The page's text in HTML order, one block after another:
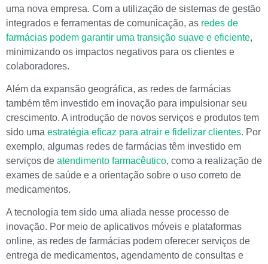
uma nova empresa. Com a utilização de sistemas de gestão
integrados e ferramentas de comunicação, as redes de
farmácias podem garantir uma transição suave e eficiente,
minimizando os impactos negativos para os clientes e
colaboradores.
Além da expansão geográfica, as redes de farmácias
também têm investido em inovação para impulsionar seu
crescimento. A introdução de novos serviços e produtos tem
sido uma estratégia eficaz para atrair e fidelizar clientes. Por
exemplo, algumas redes de farmácias têm investido em
serviços de atendimento farmacêutico, como a realização de
exames de saúde e a orientação sobre o uso correto de
medicamentos.
A tecnologia tem sido uma aliada nesse processo de
inovação. Por meio de aplicativos móveis e plataformas
online, as redes de farmácias podem oferecer serviços de
entrega de medicamentos, agendamento de consultas e